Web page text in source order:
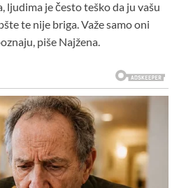
ljudima je često teško da ju vašu
te nije briga. Važe samo oni
piše Najžena.